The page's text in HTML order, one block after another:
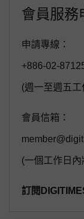
會員服務
申請專線：
+886-02-
(週一至週五
會員信箱：
(一個工作日
訂閱